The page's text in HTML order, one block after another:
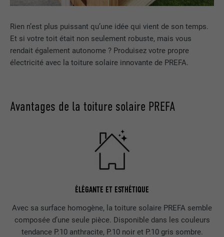
Rien n’est plus puissant qu’une idée qui vient de son temps.
Et si votre toit était non seulement robuste, mais vous
rendait également autonome ? Produisez votre propre
électricité avec la toiture solaire innovante de PREFA.
Avantages de la toiture solaire PREFA
ÉLÉGANTE ET ESTHÉTIQUE
Avec sa surface homogène, la toiture solaire PREFA semble
composée d’une seule pièce. Disponible dans les couleurs
tendance P.10 anthracite, P.10 noir et P.10 gris sombre.